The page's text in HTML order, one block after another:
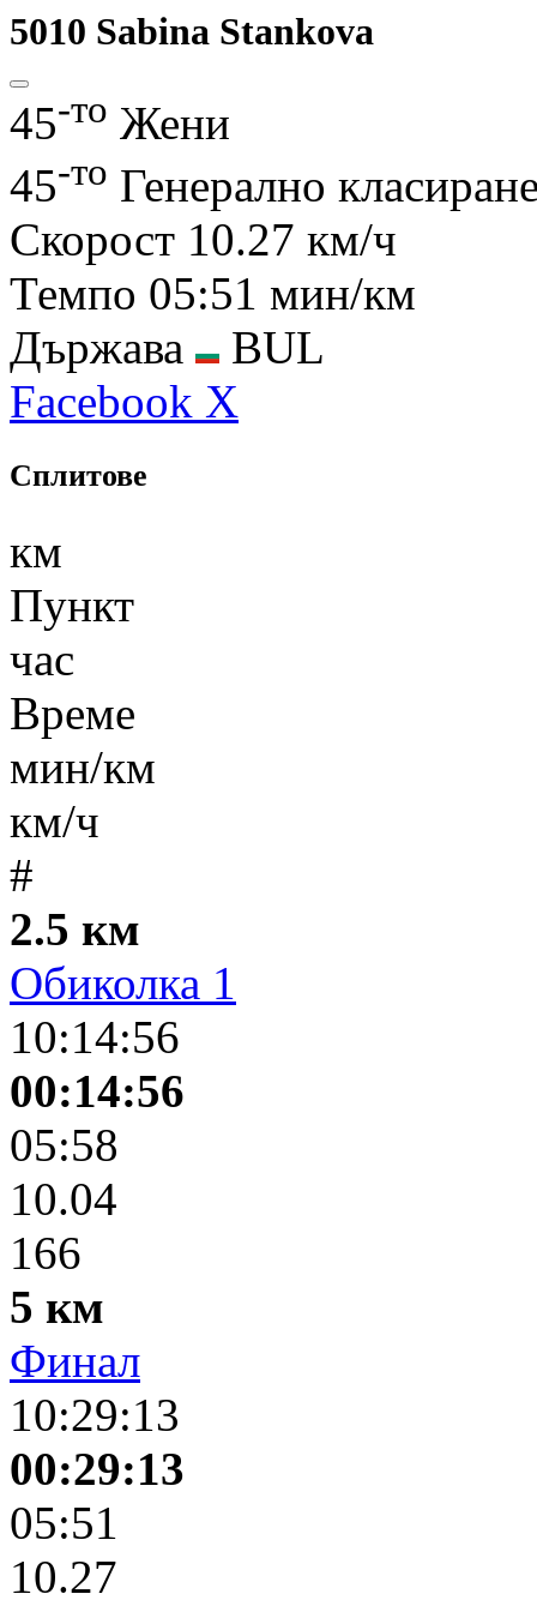
5010 Sabina Stankova
45-то Жени
45-то Генерално
Скорост 10.27 км/ч
Темпо 05:51 мин/км
Държава
BUL
Facebook X
Сплитове
км
Пункт
час
Време
мин/км
км/ч
#
2.5 км
Обиколка 1
10:14:56
00:14:56
05:58
10.04
166
5 км
Финал
10:29:13
00:29:13
05:51
10.27